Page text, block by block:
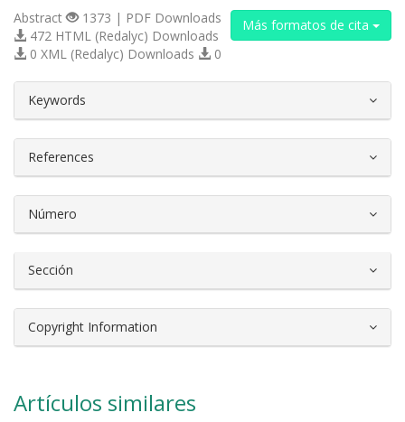
Más formatos de cita
Abstract
1373 | PDF Downloads
472 HTML (Redalyc) Downloads
0 XML (Redalyc) Downloads
0
Keywords
References
Número
Sección
Copyright Information
Artículos similares